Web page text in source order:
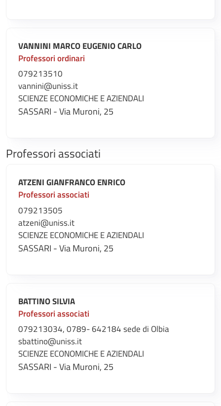
VANNINI MARCO EUGENIO CARLO
Professori ordinari
079213510
vannini@uniss.it
SCIENZE ECONOMICHE E AZIENDALI
SASSARI - Via Muroni, 25
Professori associati
ATZENI GIANFRANCO ENRICO
Professori associati
079213505
atzeni@uniss.it
SCIENZE ECONOMICHE E AZIENDALI
SASSARI - Via Muroni, 25
BATTINO SILVIA
Professori associati
079213034, 0789- 642184 sede di Olbia
sbattino@uniss.it
SCIENZE ECONOMICHE E AZIENDALI
SASSARI - Via Muroni, 25